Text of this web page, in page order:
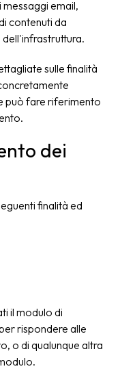
email,
contenuti da
sulle finalità
può fare riferimento
dei
finalità ed
il modulo di
rispondere alle
o di qualunque altra